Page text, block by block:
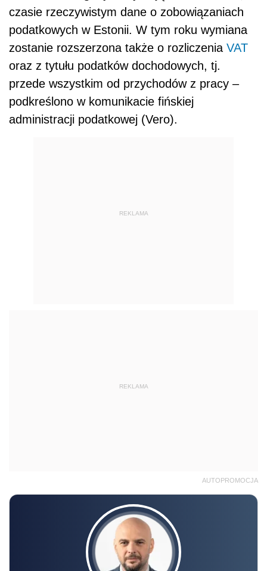
czasie rzeczywistym dane o zobowiązaniach
podatkowych w Estonii. W tym roku wymiana
zostanie rozszerzona także o rozliczenia VAT
oraz z tytułu podatków dochodowych, tj.
przede wszystkim od przychodów z pracy –
podkreślono w komunikacie fińskiej
administracji podatkowej (Vero).
REKLAMA
REKLAMA
AUTOPROMOCJA